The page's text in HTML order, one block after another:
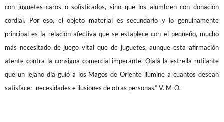
con juguetes caros o sofisticados, sino que los alumbren con donación
cordial. Por eso, el objeto material es secundario y lo genuinamente
principal es la relación afectiva que se establece con el pequeño, mucho
más necesitado de juego vital que de juguetes, aunque esta afirmación
atente contra la consigna comercial imperante. Ojalá la estrella rutilante
que un lejano día guió a los Magos de Oriente ilumine a cuantos desean
satisfacer necesidades e ilusiones de otras personas.” V. M-O.